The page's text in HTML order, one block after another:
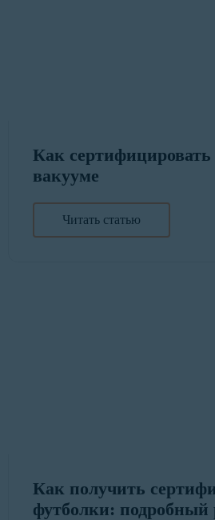
Как
вакууме
Читать статью
Как получить
футболки: подробный